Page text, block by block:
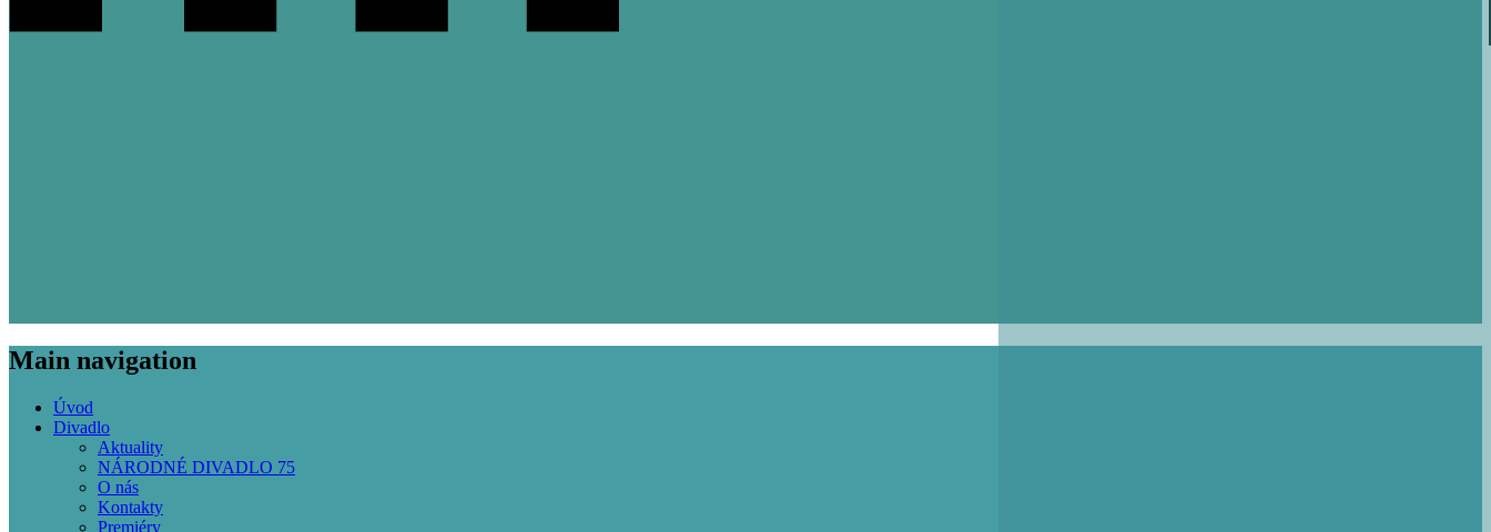
Main navigation
Úvod
Divadlo
Aktuality
NÁRODNÉ DIVADLO 75
O nás
Kontakty
Premiéry